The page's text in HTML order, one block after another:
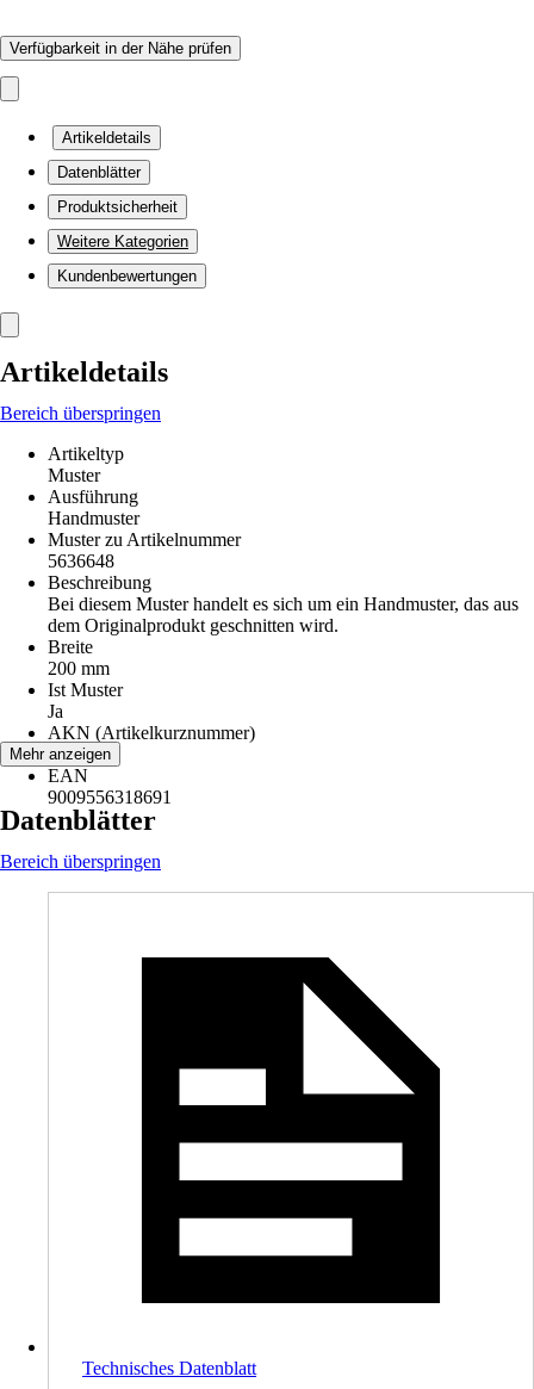
Verfügbarkeit in der Nähe prüfen
Artikeldetails
Datenblätter
Produktsicherheit
Weitere Kategorien
Kundenbewertungen
Artikeldetails
Bereich überspringen
Artikeltyp
Muster
Ausführung
Handmuster
Muster zu Artikelnummer
5636648
Beschreibung
Bei diesem Muster handelt es sich um ein Handmuster, das aus
dem Originalprodukt geschnitten wird.
Breite
200 mm
Ist Muster
Ja
AKN (Artikelkurznummer)
K7P5
EAN
9009556318691
Mehr anzeigen
Datenblätter
Bereich überspringen
Technisches Datenblatt